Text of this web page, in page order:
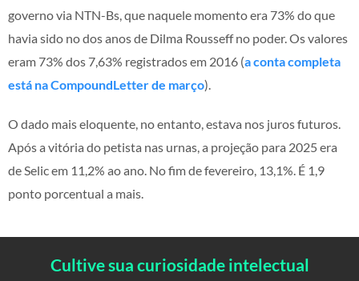
governo via NTN-Bs, que naquele momento era 73% do que
havia sido no dos anos de Dilma Rousseff no poder. Os valores
eram 73% dos 7,63% registrados em 2016 (a conta completa
está na CompoundLetter de março).
O dado mais eloquente, no entanto, estava nos juros futuros.
Após a vitória do petista nas urnas, a projeção para 2025 era
de Selic em 11,2% ao ano. No fim de fevereiro, 13,1%. É 1,9
ponto porcentual a mais.
Cultive sua curiosidade intelectual